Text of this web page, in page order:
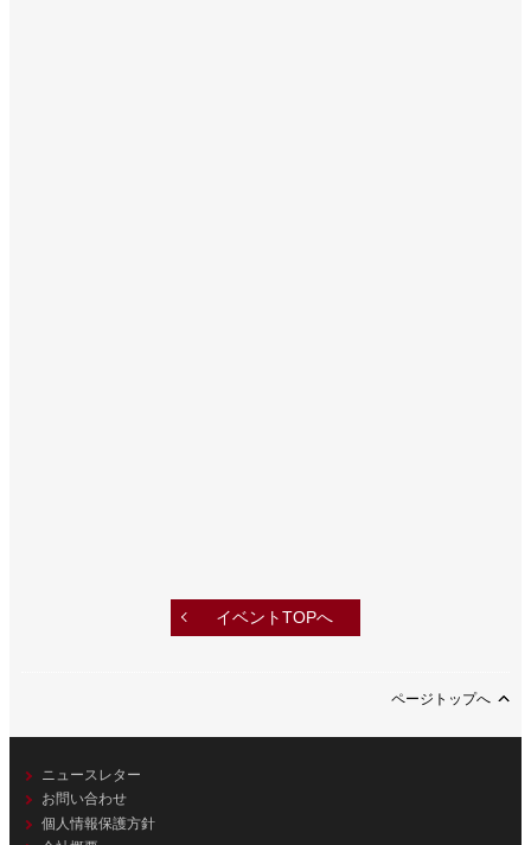
イベントTOPへ
ページトップへ
ニュースレター
お問い合わせ
個人情報保護方針